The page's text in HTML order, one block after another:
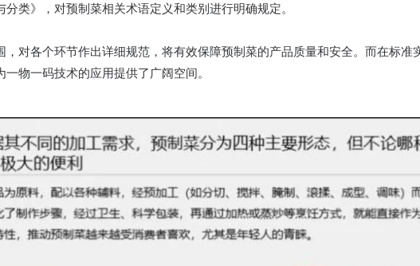
类》，对预制菜相关术语定义和类别进行明确规定。
对各个环节作出详细规范，将有效保障预制菜的产品质量和安全。而在标准
物一码技术的应用提供了广阔空间。​